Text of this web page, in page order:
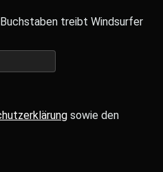
treibt Windsurfer
sowie den